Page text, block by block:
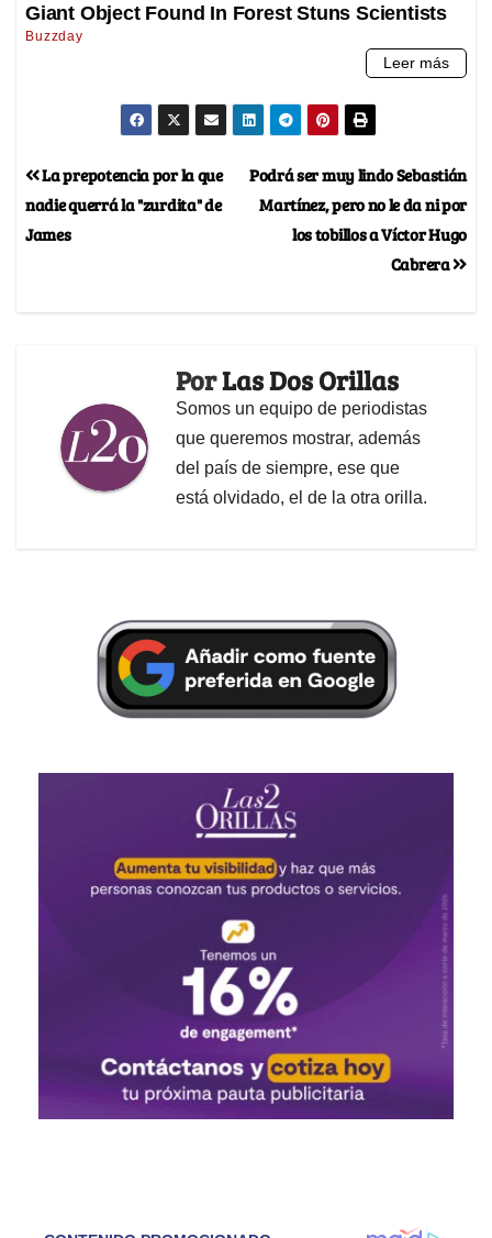
Podrá ser muy lindo Sebastián
Martínez, pero no le da ni por
los tobillos a Víctor Hugo
Cabrera
La prepotencia por la que
nadie querrá la "zurdita" de
James
PorLas Dos Orillas
Somos un equipo de periodistas
que queremos mostrar, además
del país de siempre, ese que
está olvidado, el de la otra orilla.